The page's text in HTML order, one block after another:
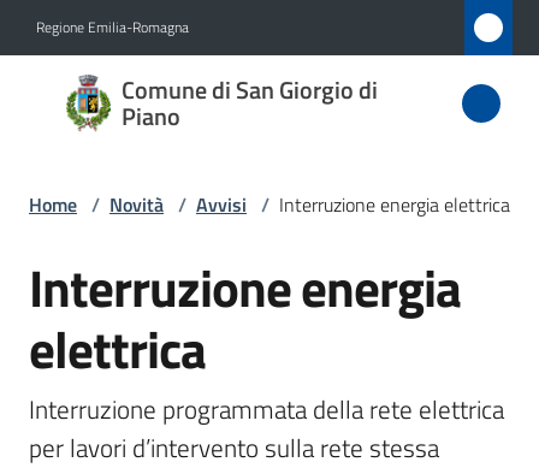
Regione Emilia-Romagna
Comune di San Giorgio di
Piano
Comune
di San
di Piano
Amministrazione
Novità
Servizi
Home / Novità / Avvisi / Interruzione energia elettrica
Salta al contenuto
Interruzione energia
elettrica
Interruzione programmata della rete elettrica
per lavori d’intervento sulla rete stessa